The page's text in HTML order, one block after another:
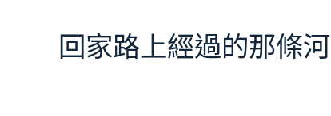
回家路上經過的那條河